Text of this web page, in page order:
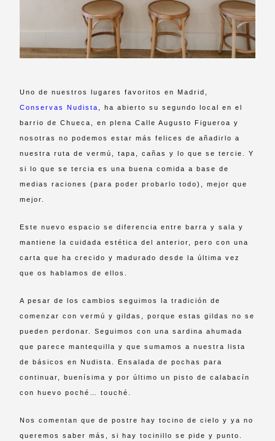
Uno de nuestros lugares favoritos en Madrid,
Conservas Nudista , ha abierto su segundo local en el
barrio de Chueca, en plena Calle Augusto Figueroa y
nosotras no podemos estar más felices de añadirlo a
nuestra ruta de vermú, tapa, cañas y lo que se tercie. Y
si lo que se tercia es una buena comida a base de
medias raciones (para poder probarlo todo), mejor que
mejor.
Este nuevo espacio se diferencia entre barra y sala y
mantiene la cuidada estética del anterior, pero con una
carta que ha crecido y madurado desde la última vez
que os hablamos de ellos.
A pesar de los cambios seguimos la tradición de
comenzar con vermú y gildas, porque estas gildas no se
pueden perdonar. Seguimos con una sardina ahumada
que parece mantequilla y que sumamos a nuestra lista
de básicos en Nudista. Ensalada de pochas para
continuar, buenísima y por último un pisto de calabacín
con huevo poché… touché.
Nos comentan que de postre hay tocino de cielo y ya no
queremos saber más, si hay tocinillo se pide y punto.